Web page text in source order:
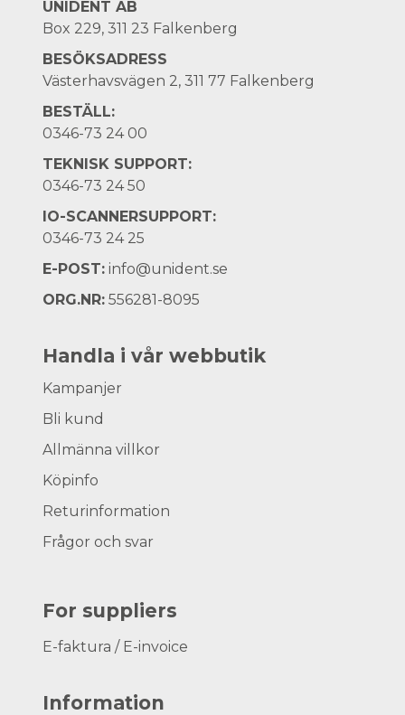
UNIDENT AB
Box 229, 311 23 Falkenberg
BESÖKSADRESS
Västerhavsvägen 2, 311 77 Falkenberg
BESTÄLL:
0346-73 24 00
TEKNISK SUPPORT:
0346-73 24 50
IO-SCANNERSUPPORT:
0346-73 24 25
E-POST: info@unident.se
ORG.NR: 556281-8095
Handla i vår webbutik
Kampanjer
Bli kund
Allmänna villkor
Köpinfo
Returinformation
Frågor och svar
For suppliers
E-faktura / E-invoice
Information